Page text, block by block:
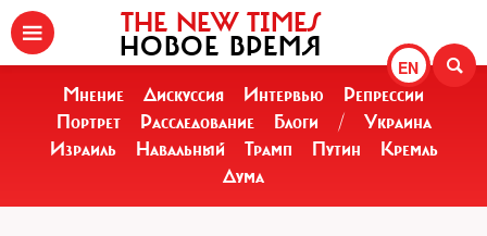
EN
THE NEW TIMES
НОВОЕ ВРЕМЯ
Мнение Дискуссия Интервью
Репрессии
Портрет
Расследование Блоги /
Украина
Израиль
Навальный Трамп Путин
Кремль
Дума